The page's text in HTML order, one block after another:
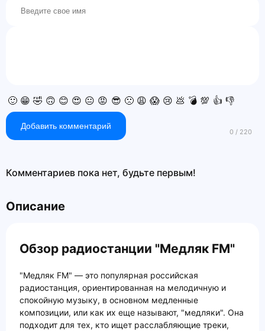
🙂 😁 🤣 🙃 😊 😍 😐 😡 😎 🙁 😩 😱 😢 💩 💣 💯 👍 👎
Добавить комментарий
Комментариев пока нет, будьте первым!
Описание
Обзор радиостанции "Медляк FM"
"Медляк FM" — это популярная российская
радиостанция, ориентированная на мелодичную и
спокойную музыку, в основном медленные
композиции, или как их еще называют, "медляки". Она
подходит для тех, кто ищет расслабляющие треки,